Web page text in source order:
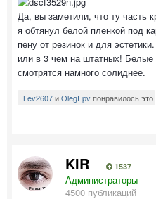
Да, вы заметили, что ту часть
я обтянул белой пленкой под
пену от резинок и для
или в 3 чем на штатных! Белые
смотрятся намного солиднее.
Lev2607иOlegFpvпонравилось это
KIR 1537
Администраторы
4500 публикаций